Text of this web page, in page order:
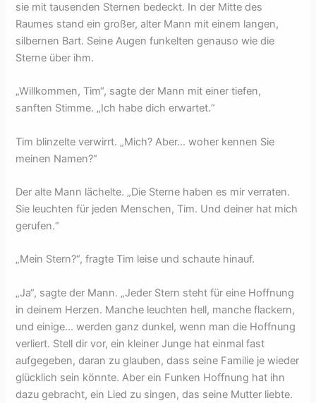
sie mit tausenden Sternen bedeckt. In der Mitte des
Raumes stand ein großer, alter Mann mit einem langen,
silbernen Bart. Seine Augen funkelten genauso wie die
Sterne über ihm.
„Willkommen, Tim“, sagte der Mann mit einer tiefen,
sanften Stimme. „Ich habe dich erwartet.“
Tim blinzelte verwirrt. „Mich? Aber… woher kennen Sie
meinen Namen?“
Der alte Mann lächelte. „Die Sterne haben es mir verraten.
Sie leuchten für jeden Menschen, Tim. Und deiner hat mich
gerufen.“
„Mein Stern?“, fragte Tim leise und schaute hinauf.
„Ja“, sagte der Mann. „Jeder Stern steht für eine Hoffnung
in deinem Herzen. Manche leuchten hell, manche flackern,
und einige… werden ganz dunkel, wenn man die Hoffnung
verliert. Stell dir vor, ein kleiner Junge hat einmal fast
aufgegeben, daran zu glauben, dass seine Familie je wieder
glücklich sein könnte. Aber ein Funken Hoffnung hat ihn
dazu gebracht, ein Lied zu singen, das seine Mutter liebte.